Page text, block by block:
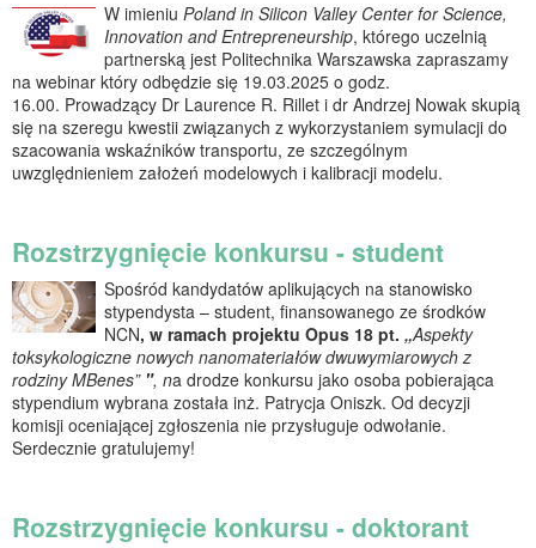
W imieniu Poland in Silicon Valley Center for Science,
Innovation and Entrepreneurship, którego uczelnią
partnerską jest Politechnika Warszawska zapraszamy
na webinar który odbędzie się 19.03.2025 o godz.
16.00. Prowadzący Dr Laurence R. Rillet i dr Andrzej Nowak skupią
się na szeregu kwestii związanych z wykorzystaniem symulacji do
szacowania wskaźników transportu, ze szczególnym
uwzględnieniem założeń modelowych i kalibracji modelu.
Rozstrzygnięcie konkursu - student
Spośród kandydatów aplikujących na stanowisko
stypendysta – student, finansowanego ze środków
NCN, w ramach projektu Opus 18 pt. „Aspekty
toksykologiczne nowych nanomateriałów dwuwymiarowych z
rodziny MBenes”", na drodze konkursu jako osoba pobierająca
stypendium wybrana została inż. Patrycja Oniszk. Od decyzji
komisji oceniającej zgłoszenia nie przysługuje odwołanie.
Serdecznie gratulujemy!
Rozstrzygnięcie konkursu - doktorant